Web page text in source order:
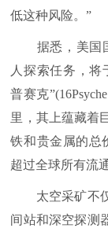
低这种风险。”
据悉，美国国
人探索任务，将
普赛克
里，其上蕴藏着
铁和贵金属的总
超过全球所有流
太空采矿不仅
间站和深空探测